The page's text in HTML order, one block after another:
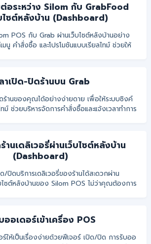
อระหว่าง Silom กับ GrabFood
ไซต์หลังบ้าน (Dashboard)
POS กับ Grab ผ่านเว็บไซต์หลังบ้านอย่าง
นู คำสั่งซื้อ และโปรโมชันแบบเรียลไทม์ ช่วยให้
าเปิด-ปิดร้านบน Grab
ร้านของคุณได้อย่างง่ายดาย เพื่อให้ระบบซิงค์
ม์ ช่วยบริหารจัดการคำสั่งซื้อและแจ้งเวลาทำการ
านเดลิเวอรี่ผ่านเว็บไซต์หลังบ้าน
(Dashboard)
/ปิดบริการเดลิเวอรี่ของร้านได้สะดวกผ่าน
ซต์หลังบ้านของ Silom POS ไม่ว่าคุณต้องการ
ยลไทม์
อเดอร์เข้าเครื่อง POS
ให้เป็นเรื่องง่ายด้วยฟีเจอร์ เปิด/ปิด การรับออ